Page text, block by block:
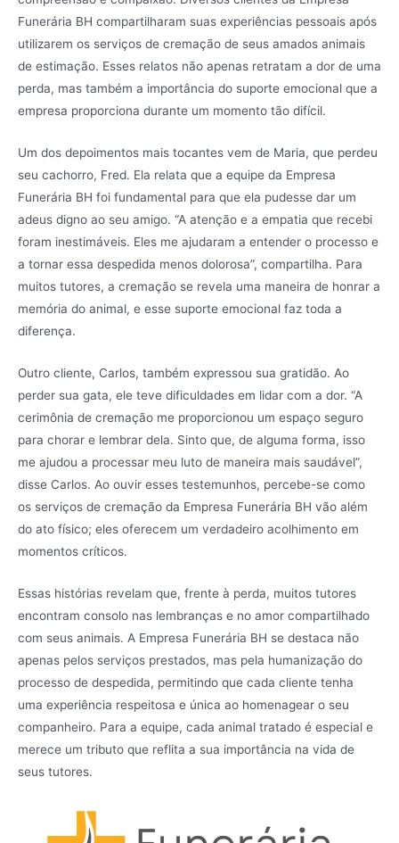
Funerária BH compartilharam suas experiências pessoais após
utilizarem os serviços de cremação de seus amados animais
de estimação. Esses relatos não apenas retratam a dor de uma
perda, mas também a importância do suporte emocional que a
empresa proporciona durante um momento tão difícil.
Um dos depoimentos mais tocantes vem de Maria, que perdeu
seu cachorro, Fred. Ela relata que a equipe da Empresa
Funerária BH foi fundamental para que ela pudesse dar um
adeus digno ao seu amigo. “A atenção e a empatia que recebi
foram inestimáveis. Eles me ajudaram a entender o processo e
a tornar essa despedida menos dolorosa”, compartilha. Para
muitos tutores, a cremação se revela uma maneira de honrar a
memória do animal, e esse suporte emocional faz toda a
diferença.
Outro cliente, Carlos, também expressou sua gratidão. Ao
perder sua gata, ele teve dificuldades em lidar com a dor. “A
cerimônia de cremação me proporcionou um espaço seguro
para chorar e lembrar dela. Sinto que, de alguma forma, isso
me ajudou a processar meu luto de maneira mais saudável”,
disse Carlos. Ao ouvir esses testemunhos, percebe-se como
os serviços de cremação da Empresa Funerária BH vão além
do ato físico; eles oferecem um verdadeiro acolhimento em
momentos críticos.
Essas histórias revelam que, frente à perda, muitos tutores
encontram consolo nas lembranças e no amor compartilhado
com seus animais. A Empresa Funerária BH se destaca não
apenas pelos serviços prestados, mas pela humanização do
processo de despedida, permitindo que cada cliente tenha
uma experiência respeitosa e única ao homenagear o seu
companheiro. Para a equipe, cada animal tratado é especial e
merece um tributo que reflita a sua importância na vida de
seus tutores.